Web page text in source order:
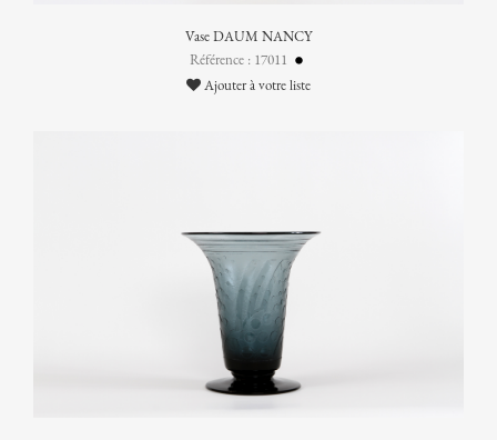
Vase DAUM NANCY
Référence : 17011
Ajouter à votre liste